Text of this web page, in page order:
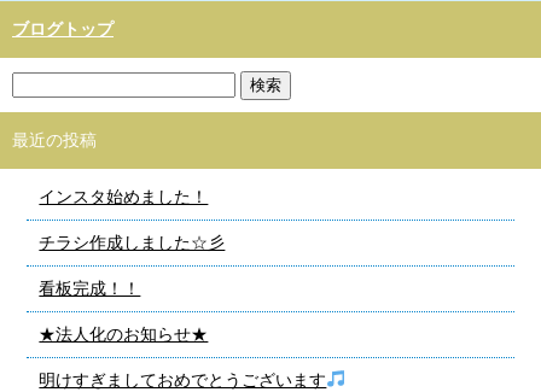
ブログトップ
最近の投稿
インスタ始めました！
チラシ作成しました☆彡
看板完成！！
★法人化のお知らせ★
明けすぎましておめでとうございます